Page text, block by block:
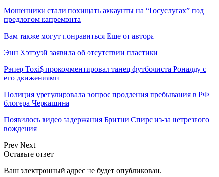
Мошенники стали похищать аккаунты на “Госуслугах” под
предлогом капремонта
Вам также могут понравиться Еще от автора
Энн Хэтэуэй заявила об отсутствии пластики
Рэпер Toxi$ прокомментировал танец футболиста Роналду с
его движениями
Полиция урегулировала вопрос продления пребывания в РФ
блогера Черкашина
Появилось видео задержания Бритни Спирс из-за нетрезвого
вождения
Prev Next
Оставьте ответ
Ваш электронный адрес не будет опубликован.